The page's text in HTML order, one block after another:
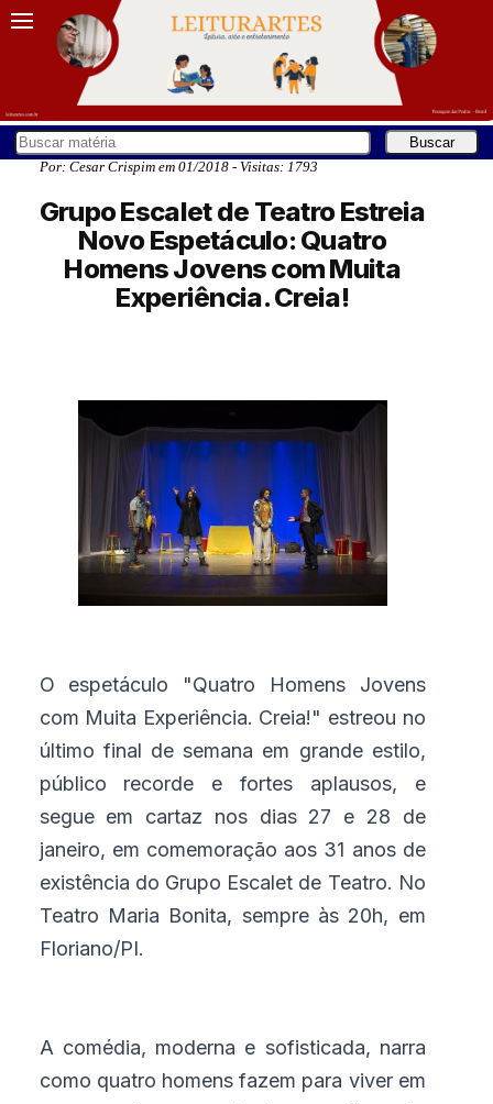
Por: Cesar Crispim em 01/2018 - Visitas: 1793
Grupo Escalet de Teatro Estreia
Novo Espetáculo: Quatro
Homens Jovens com Muita
Experiência. Creia!
O espetáculo "Quatro Homens Jovens
com Muita Experiência. Creia!" estreou no
último final de semana em grande estilo,
público recorde e fortes aplausos, e
segue em cartaz nos dias 27 e 28 de
janeiro, em comemoração aos 31 anos de
existência do Grupo Escalet de Teatro. No
Teatro Maria Bonita, sempre às 20h, em
Floriano/PI.
A comédia, moderna e sofisticada, narra
como quatro homens fazem para viver em